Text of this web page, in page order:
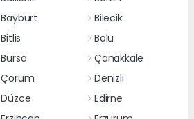
Bayburt
Bilecik
Bitlis
Bolu
Bursa
Çanakkale
Çorum
Denizli
Düzce
Edirne